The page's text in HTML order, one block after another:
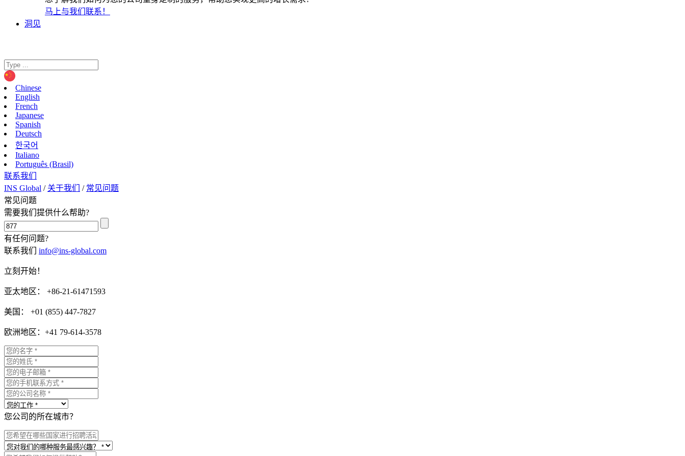
马上与我们联系！
洞见
Chinese
English
French
Japanese
Spanish
Deutsch
한국어
Italiano
Português (Brasil)
联系我们
INS Global / 关于我们 / 常见问题
常见问题
需要我们提供什么帮助?
有任何问题?
联系我们 info@ins-global.com
立刻开始！
亚太地区： +86-21-61471593
美国： +01 (855) 447-7827
欧洲地区：+41 79-614-3578
您公司的所在城市？